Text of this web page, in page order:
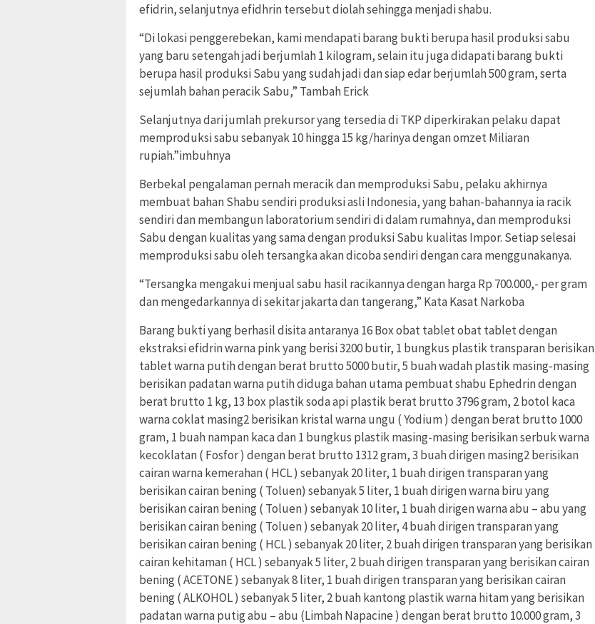
efidrin, selanjutnya efidhrin tersebut diolah sehingga menjadi shabu.
“Di lokasi penggerebekan, kami mendapati barang bukti berupa hasil produksi sabu
yang baru setengah jadi berjumlah 1 kilogram, selain itu juga didapati barang bukti
berupa hasil produksi Sabu yang sudah jadi dan siap edar berjumlah 500 gram, serta
sejumlah bahan peracik Sabu,” Tambah Erick
Selanjutnya dari jumlah prekursor yang tersedia di TKP diperkirakan pelaku dapat
memproduksi sabu sebanyak 10 hingga 15 kg/harinya dengan omzet Miliaran
rupiah.”imbuhnya
Berbekal pengalaman pernah meracik dan memproduksi Sabu, pelaku akhirnya
membuat bahan Shabu sendiri produksi asli Indonesia, yang bahan-bahannya ia racik
sendiri dan membangun laboratorium sendiri di dalam rumahnya, dan memproduksi
Sabu dengan kualitas yang sama dengan produksi Sabu kualitas Impor. Setiap selesai
memproduksi sabu oleh tersangka akan dicoba sendiri dengan cara menggunakanya.
“Tersangka mengakui menjual sabu hasil racikannya dengan harga Rp 700.000,- per gram
dan mengedarkannya di sekitar jakarta dan tangerang,” Kata Kasat Narkoba
Barang bukti yang berhasil disita antaranya 16 Box obat tablet obat tablet dengan
ekstraksi efidrin warna pink yang berisi 3200 butir, 1 bungkus plastik transparan berisikan
tablet warna putih dengan berat brutto 5000 butir, 5 buah wadah plastik masing-masing
berisikan padatan warna putih diduga bahan utama pembuat shabu Ephedrin dengan
berat brutto 1 kg, 13 box plastik soda api plastik berat brutto 3796 gram, 2 botol kaca
warna coklat masing2 berisikan kristal warna ungu ( Yodium ) dengan berat brutto 1000
gram, 1 buah nampan kaca dan 1 bungkus plastik masing-masing berisikan serbuk warna
kecoklatan ( Fosfor ) dengan berat brutto 1312 gram, 3 buah dirigen masing2 berisikan
cairan warna kemerahan ( HCL ) sebanyak 20 liter, 1 buah dirigen transparan yang
berisikan cairan bening ( Toluen) sebanyak 5 liter, 1 buah dirigen warna biru yang
berisikan cairan bening ( Toluen ) sebanyak 10 liter, 1 buah dirigen warna abu – abu yang
berisikan cairan bening ( Toluen ) sebanyak 20 liter, 4 buah dirigen transparan yang
berisikan cairan bening ( HCL ) sebanyak 20 liter, 2 buah dirigen transparan yang berisikan
cairan kehitaman ( HCL ) sebanyak 5 liter, 2 buah dirigen transparan yang berisikan cairan
bening ( ACETONE ) sebanyak 8 liter, 1 buah dirigen transparan yang berisikan cairan
bening ( ALKOHOL ) sebanyak 5 liter, 2 buah kantong plastik warna hitam yang berisikan
padatan warna putig abu – abu (Limbah Napacine ) dengan berat brutto 10.000 gram, 3